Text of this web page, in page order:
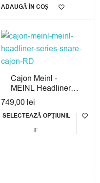
ADAUGĂ ÎN COȘ
Cajon Meinl -
MEINL Headliner
Series Snare
749,00 lei
SELECTEAZĂ OPȚIUNIL
E